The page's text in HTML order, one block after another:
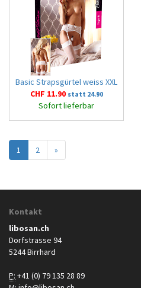
Basic Strapsgürtel weiss XXL
CHF 11.90 statt 24.90
Sofort lieferbar
1 2 »
Kontakt
libosan.ch
Dorfstrasse 94
5244 Birrhard
P: +41 (0) 79 135 28 89